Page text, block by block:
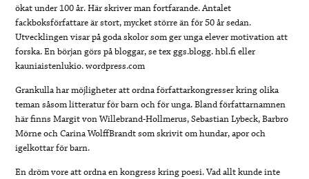
ökat under 100 år. Här skriver man fortfarande. Antalet
fackboksförfattare är stort, mycket större än för 50 år sedan.
Utvecklingen visar på goda skolor som ger unga elever motivation att
forska. En början görs på bloggar, se tex ggs.blogg. hbl.fi eller
kauniaistenlukio. wordpress.com
Grankulla har möjligheter att ordna författarkongresser kring olika
teman såsom litteratur för barn och för unga. Bland författarnamnen
här finns Margit von Willebrand-Hollmerus, Sebastian Lybeck, Barbro
Mörne och Carina WolffBrandt som skrivit om hundar, apor och
igelkottar för barn.
En dröm vore att ordna en kongress kring poesi. Vad allt kunde inte